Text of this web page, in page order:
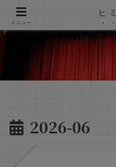
ヒミ
2026-06
メニュー
ヒ